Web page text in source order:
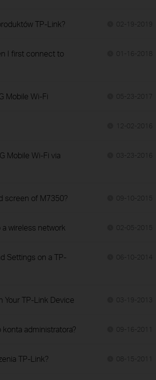
TP-Link? 02-19-2019
I first connect to
01-16-2018
Mobile Wi-Fi 05-23-2017
12-02-2016
Mobile Wi-Fi via
03-23-2016
screen of M7350? 09-10-2015
wireless network 02-05-2015
Settings on a TP-
06-10-2014
Your TP-Link Device 03-19-2013
administratora? 09-16-2011
TP-Link? 08-15-2011